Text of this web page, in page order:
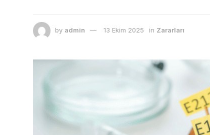
by admin 13 Ekim 2025 in Zararları